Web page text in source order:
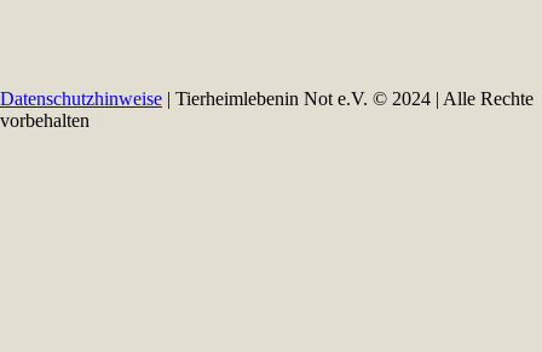
Datenschutzhinweise | Tierheimlebenin Not e.V. © 2024 | Alle Rechte
vorbehalten